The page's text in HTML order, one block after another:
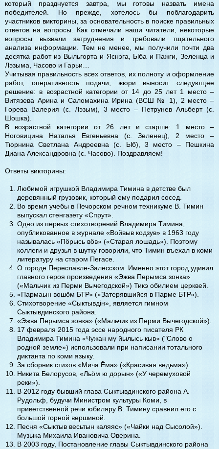
который празднуется завтра, мы готовы назвать имена
победителей. Но прежде, хотелось бы поблагодарить
участников викторины, за основательность в поиске правильных
ответов на вопросы. Как отмечали наши читатели, некоторые
вопросы вызвали затруднения и требовали тщательного
анализа информации. Тем не менее, мы получили почти два
десятка работ из Выльгорта и Яснэга, Ыба и Пажги, Зеленца и
Лэзыма, Часово и Гарьи…
Учитывая правильность всех ответов, их полноту и оформление
работ, оперативность подачи, жюри выносит следующее
решение: в возрастной категории от 14 до 25 лет 1 место –
Витязева Арина и Саломахина Ирина (ВСШ № 1), 2 место –
Горева Валерия (с. Лэзым), 3 место – Петрунев Альберт (с.
Шошка).
В возрастной категории от 26 лет и старше: 1 место –
Ноговицина Наталья Евгеньевна (с. Зеленец), 2 место –
Тюрнина Светлана Андреевна (с. Ыб), 3 место – Пешкина
Диана Александровна (с. Часово). Поздравляем!
Ответы викторины:
Любимой игрушкой Владимира Тимина в детстве был
деревянный грузовик, который ему подарил сосед.
Во время учебы в Печорском речном техникуме В. Тимин
выпускал стенгазету «Спрут».
Одно из первых стихотворений Владимира Тимина,
опубликованное в журнале «Войвыв кодзув» в 1963 году
называлась «Пӧрысь вӧв» («Старая лошадь»). Поэтому
коллеги и друзья в шутку говорили, что Тимин въехал в коми
литературу на старом Пегасе.
О городе Переславле-Залесском. Именно этот город удивил
главного героя произведения «Эжва Перымса зонка»
(«Мальчик из Перми Вычегодской») Тикэ обилием церквей.
«Пармаын вошӧм БТР» («Затерявшийся в Парме БТР»).
Стихотворение «Сыктывдiн», является гимном
Сыктывдинского района.
«Эжва Перымса зонка» («Мальчик из Перми Вычегодской»).
17 февраля 2015 года эссе народного писателя РК
Владимира Тимина «Чужан му йылысь кыв» ("Слово о
родной земле») использовали при написании тотального
диктанта по коми языку.
За сборник стихов «Мича Ёма» («Красивая ведьма»).
Никита Белорусов, «Льӧм ю дорын» («У черемуховой
реки»).
В 2012 году бывший глава Сыктывдинского района А.
Рудольф, будучи Министром культуры Коми, в
приветственной речи юбиляру В. Тимину сравнил его с
большой горной вершиной.
Песня «Сыктыв весьтын каляяс» («Чайки над Сысолой»).
Музыка Михаила Ивановича Оверина.
В 2003 году, Постановление главы Сыктывдинского района